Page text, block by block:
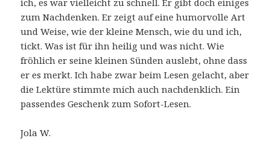
zum Nachdenken. Er zeigt auf eine humorvolle Art
und Weise, wie der kleine Mensch, wie du und ich,
tickt. Was ist für ihn heilig und was nicht. Wie
fröhlich er seine kleinen Sünden auslebt, ohne dass
er es merkt. Ich habe zwar beim Lesen gelacht, aber
die Lektüre stimmte mich auch nachdenklich. Ein
passendes Geschenk zum Sofort-Lesen.
Jola W.